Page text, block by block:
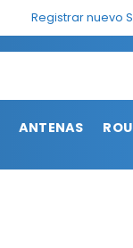
Registrar nuevo
ANTENAS